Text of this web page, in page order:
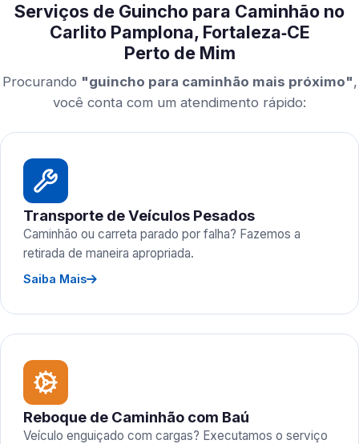
Serviços de Guincho para Caminhão no
Carlito Pamplona, Fortaleza‑CE
Perto de Mim
Procurando "guincho para caminhão mais próximo",
você conta com um atendimento rápido:
Transporte de Veículos Pesados
Caminhão ou carreta parado por falha? Fazemos a
retirada de maneira apropriada.
Saiba Mais
Reboque de Caminhão com Baú
Veículo enguiçado com cargas? Executamos o serviço